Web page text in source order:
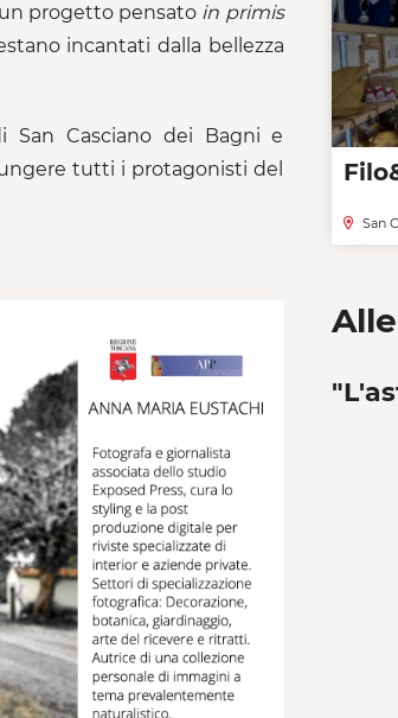
progetto pensato in primis
incantati dalla bellezza
San Casciano dei Bagni e
tutti i protagonisti del
San